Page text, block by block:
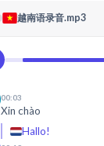
越南语录音.mp3
00:03
Xin chào
Hallo!